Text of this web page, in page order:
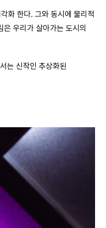
화 한다. 그와 동시에 물리적
우리가 살아가는 도시의
는 신작인 추상화된